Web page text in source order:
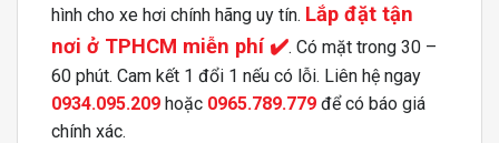
hình cho xe hơi chính hãng uy tín. Lắp đặt tận
nơi ở TPHCM miễn phí ✔️. Có mặt trong 30 –
60 phút. Cam kết 1 đổi 1 nếu có lỗi. Liên hệ ngay
0934.095.209 hoặc 0965.789.779 để có báo giá
chính xác.